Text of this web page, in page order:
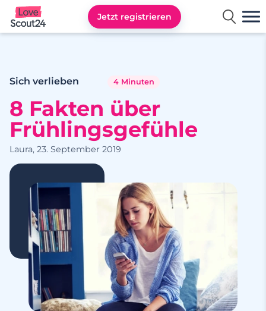
Lovescout24
Jetzt registrieren
Sich verlieben 4 Minuten
8 Fakten über
Frühlingsgefühle
Laura, 23. September 2019